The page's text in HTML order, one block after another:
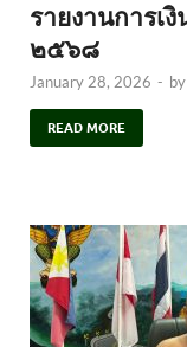
รายงานการเ
๒๕๖๘
January 28, 2026 - by
READ MORE